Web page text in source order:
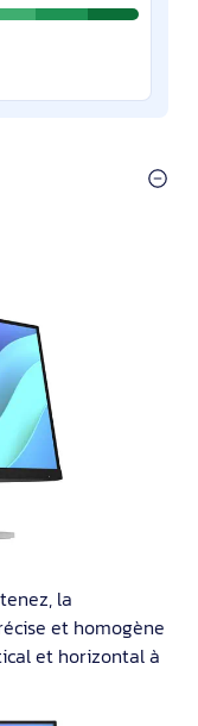
la
et homogène
et horizontal à